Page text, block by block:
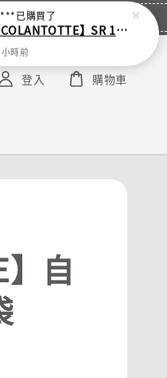
登入 購物車
】自
已購買了
【COLANTOTTE】SR 140 NEXT 運動機能磁石項圈
時前